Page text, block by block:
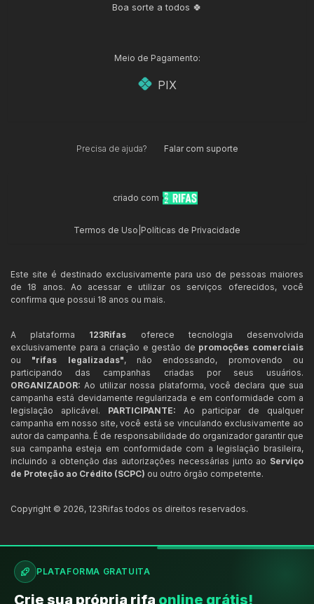
Boa sorte a todos 🍀
Meio de Pagamento:
PIX
Precisa de ajuda? Falar com suporte
criado com
Termos de Uso Políticas de Privacidade
Este site é destinado exclusivamente para uso de pessoas maiores
de 18 anos. Ao acessar e utilizar os serviços oferecidos, você
confirma que possui 18 anos ou mais.
A plataforma 123Rifas oferece tecnologia desenvolvida
exclusivamente para a criação e gestão de promoções comerciais
ou "rifas legalizadas", não endossando, promovendo ou
participando das campanhas criadas por seus usuários.
ORGANIZADOR: Ao utilizar nossa plataforma, você declara que sua
campanha está devidamente regularizada e em conformidade com a
legislação aplicável. PARTICIPANTE: Ao participar de qualquer
campanha em nosso site, você está se vinculando exclusivamente ao
autor da campanha. É de responsabilidade do organizador garantir que
sua campanha esteja em conformidade com a legislação brasileira,
incluindo a obtenção das autorizações necessárias junto ao Serviço
de Proteção ao Crédito (SCPC) ou outro órgão competente.
Copyright © 2026, 123Rifas todos os direitos reservados.
PLATAFORMA GRATUITA
Crie sua própria rifa online grátis!